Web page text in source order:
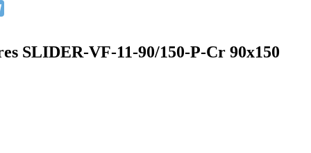
SLIDER-VF-11-90/150-P-Cr 90x150